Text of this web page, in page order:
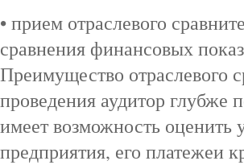
• прием отраслевого
сравнения финансовых
Преимущество отраслевого
проведения аудитор глубже
имеет возможность оценить
предприятия, его платежеи